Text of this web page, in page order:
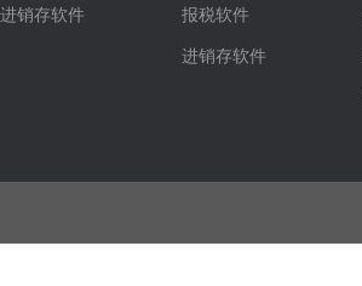
进销存软件
报税软件
进销存软件